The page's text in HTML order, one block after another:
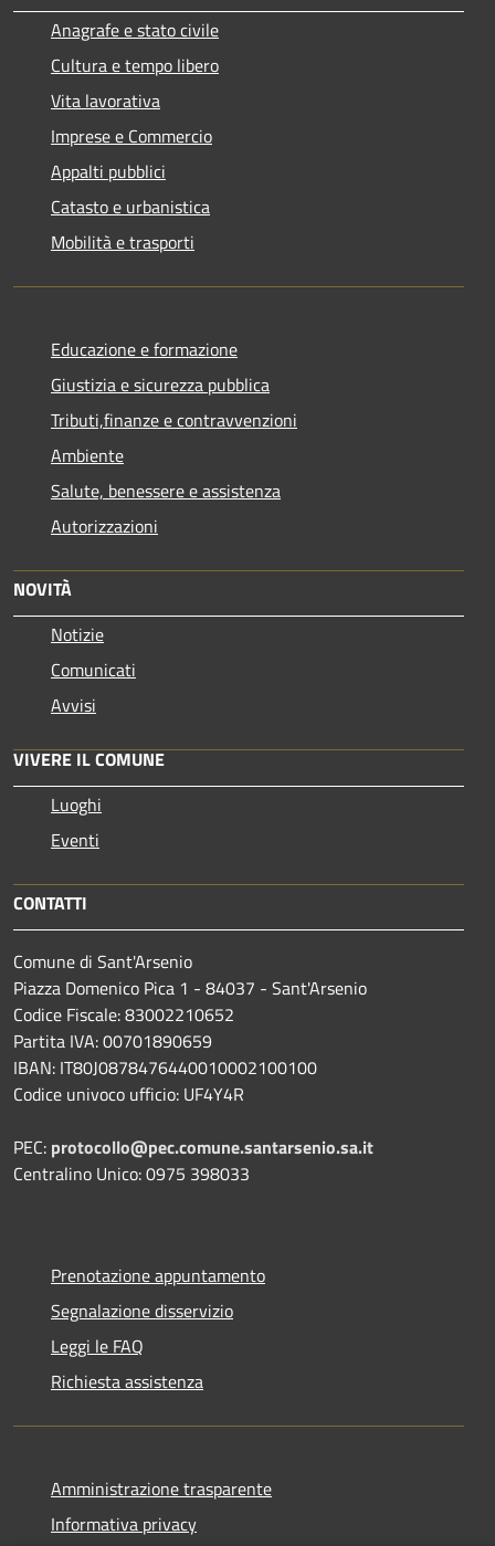
Anagrafe e stato civile
Cultura e tempo libero
Vita lavorativa
Imprese e Commercio
Appalti pubblici
Catasto e urbanistica
Mobilità e trasporti
Educazione e formazione
Giustizia e sicurezza pubblica
Tributi,finanze e contravvenzioni
Ambiente
Salute, benessere e assistenza
Autorizzazioni
NOVITÀ
Notizie
Comunicati
Avvisi
VIVERE IL COMUNE
Luoghi
Eventi
CONTATTI
Comune di Sant'Arsenio
Piazza Domenico Pica 1 - 84037 - Sant'Arsenio
Codice Fiscale: 83002210652
Partita IVA: 00701890659
IBAN: IT80J0878476440010002100100
Codice univoco ufficio: UF4Y4R
PEC: protocollo@pec.comune.santarsenio.sa.it
Centralino Unico: 0975 398033
Prenotazione appuntamento
Segnalazione disservizio
Leggi le FAQ
Richiesta assistenza
Amministrazione trasparente
Informativa privacy